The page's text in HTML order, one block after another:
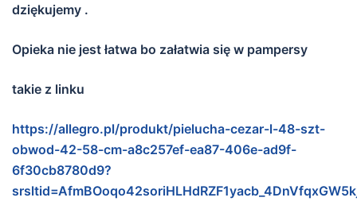
dziękujemy .
Opieka nie jest łatwa bo załatwia się w pampersy
takie z linku
https://allegro.pl/produkt/pielucha-cezar-l-48-szt-
obwod-42-58-cm-a8c257ef-ea87-406e-ad9f-
6f30cb8780d9?